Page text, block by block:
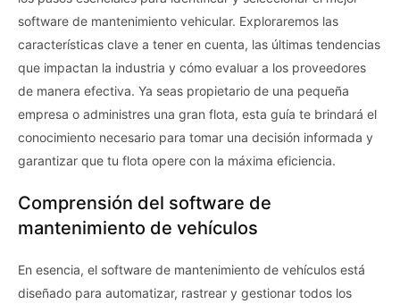
software de mantenimiento vehicular. Exploraremos las
características clave a tener en cuenta, las últimas tendencias
que impactan la industria y cómo evaluar a los proveedores
de manera efectiva. Ya seas propietario de una pequeña
empresa o administres una gran flota, esta guía te brindará el
conocimiento necesario para tomar una decisión informada y
garantizar que tu flota opere con la máxima eficiencia.
Comprensión del software de
mantenimiento de vehículos
En esencia, el software de mantenimiento de vehículos está
diseñado para automatizar, rastrear y gestionar todos los